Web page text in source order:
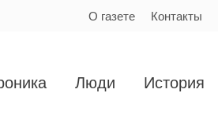
О газете Контакты
Люди История